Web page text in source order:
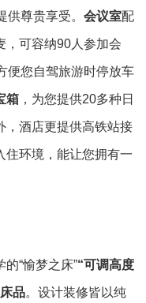
尊贵享受。 会议室配
，可容纳90人参加会
便您自驾旅游时停放车
箱 ，为您提供20多种日
，酒店更提供高铁站接
住环境，能让您拥有一
“愉梦之床”“可调高度
品。设计装修皆以纯